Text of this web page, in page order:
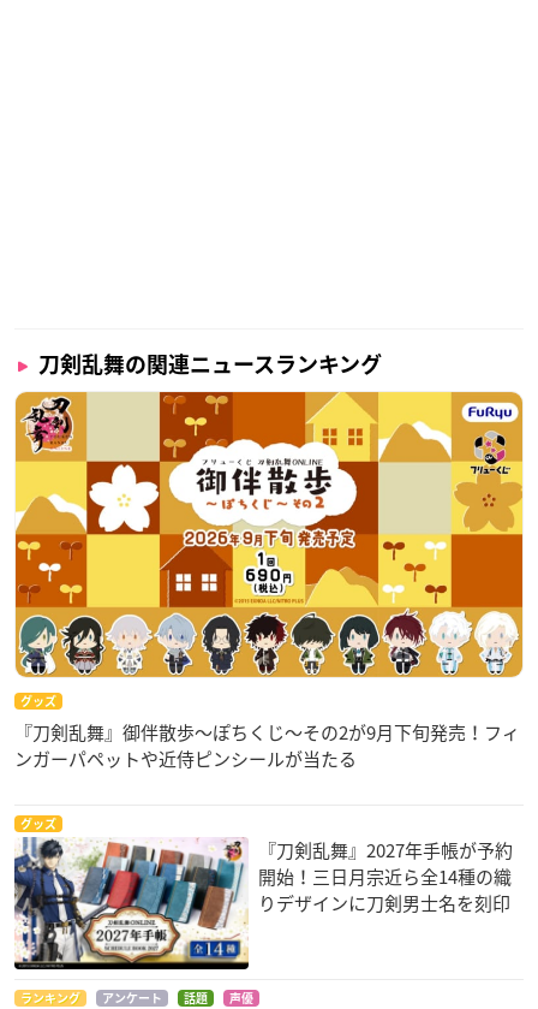
刀剣乱舞の関連ニュースランキング
グッズ
『刀剣乱舞』御伴散歩～ぽちくじ～その2が9月下旬発売！フィ
ンガーパペットや近侍ピンシールが当たる
グッズ
『刀剣乱舞』2027年手帳が予約
開始！三日月宗近ら全14種の織
りデザインに刀剣男士名を刻印
ランキング アンケート 話題 声優